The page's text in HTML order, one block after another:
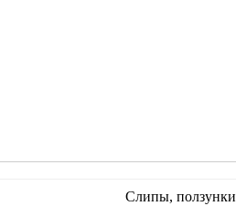
Слипы, ползунки